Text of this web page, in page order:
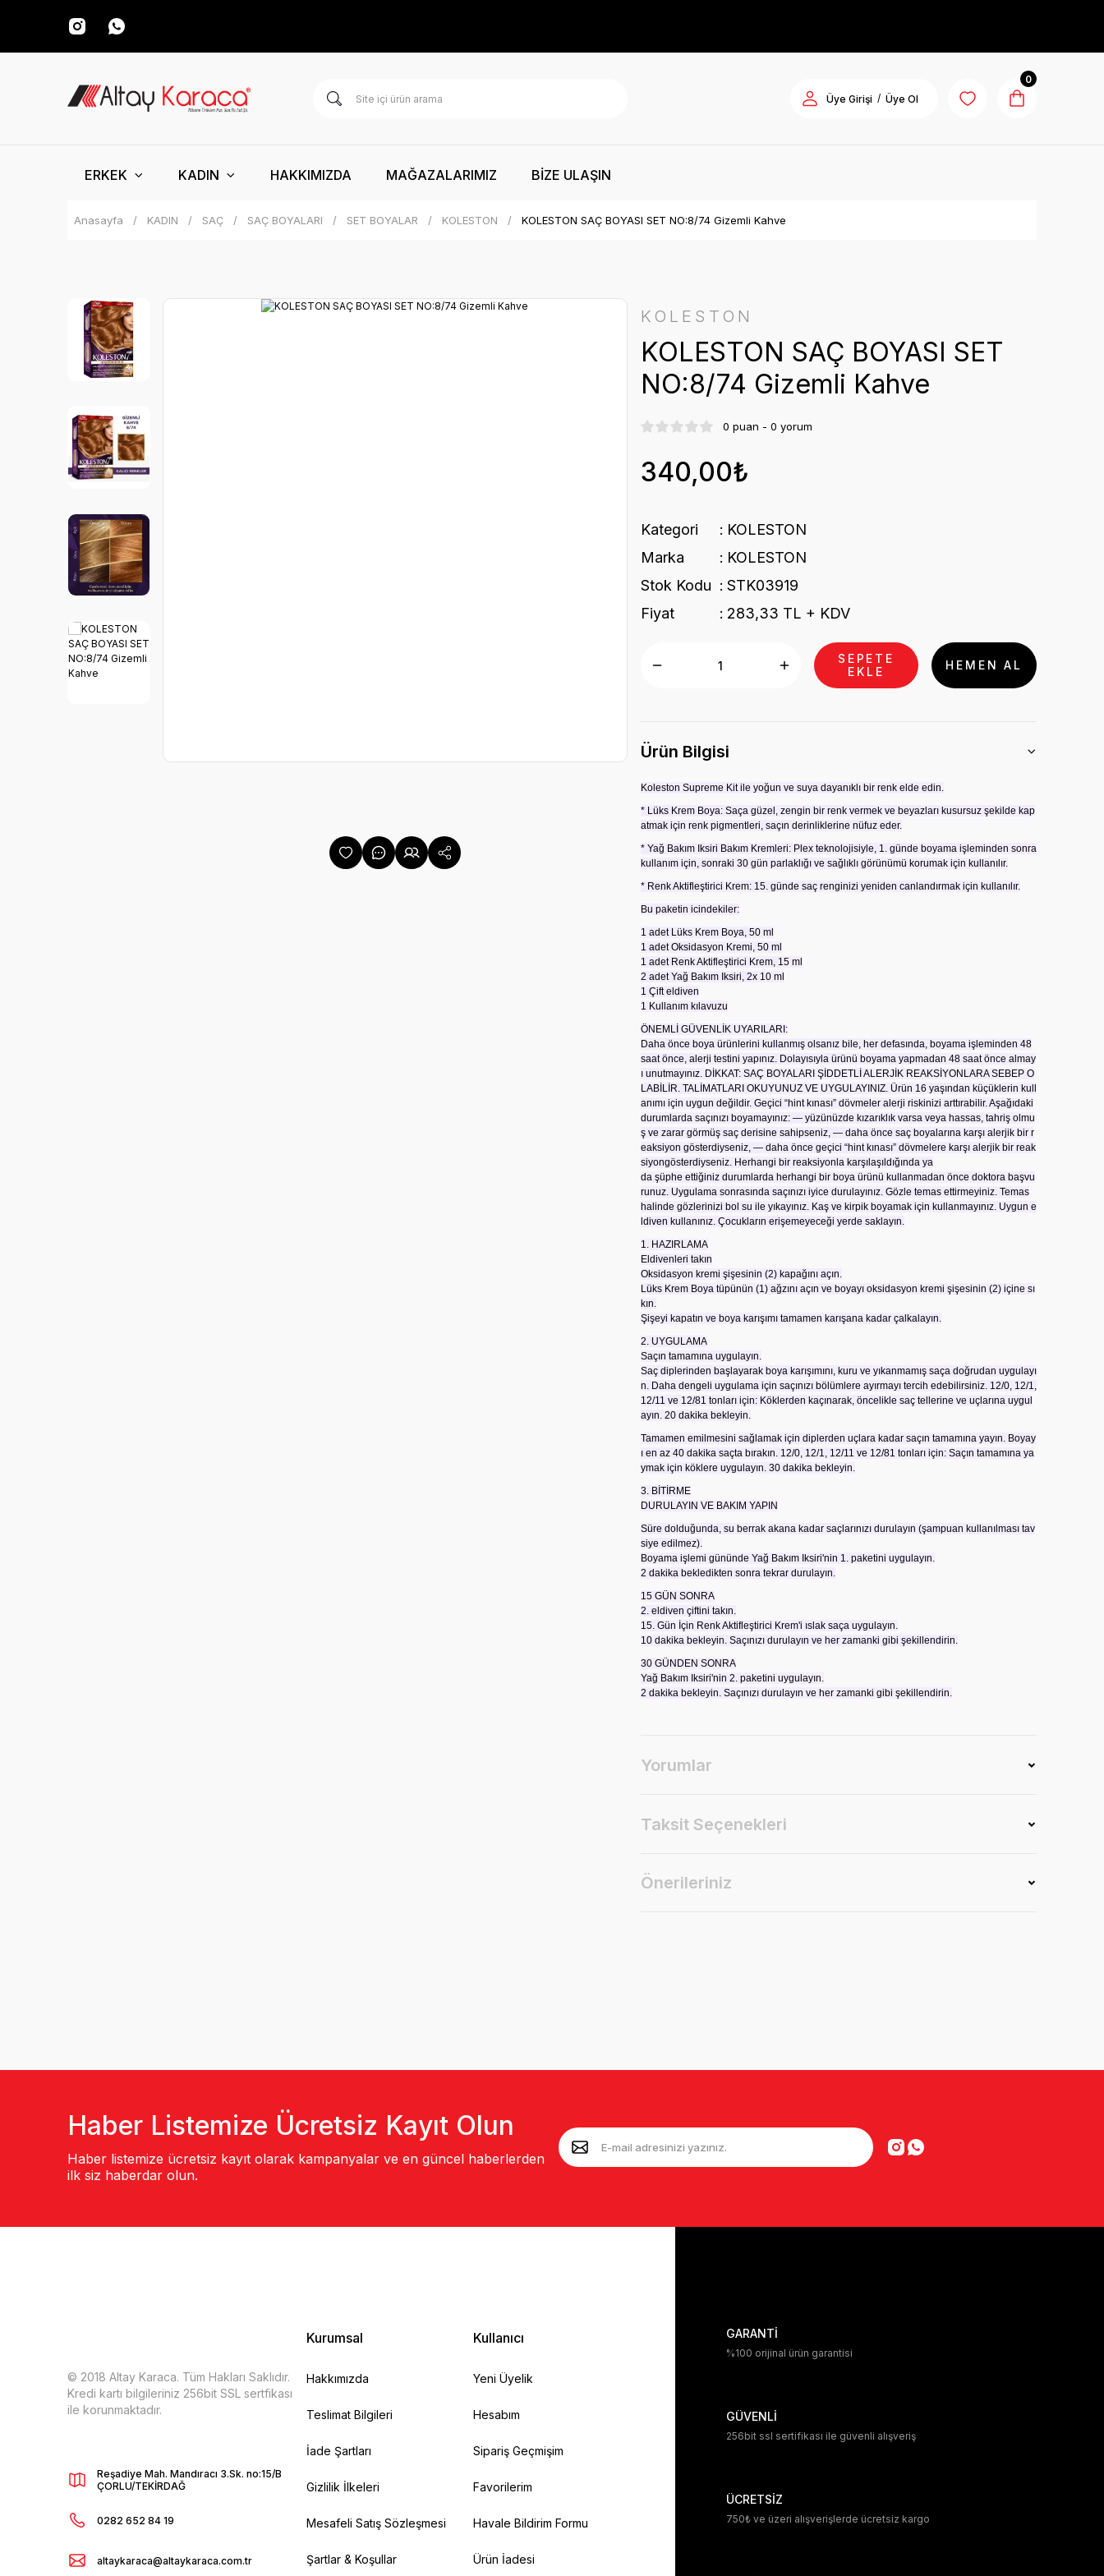
Üye Girişi / Üye Ol
0
ERKEK KADIN HAKKIMIZDA MAĞAZALARIMIZ BİZE ULAŞIN
Anasayfa KADIN SAÇ SAÇ BOYALARI SET BOYALAR KOLESTON KOLESTON SAÇ BOYASI SET NO:8/74 Gizemli Kahve
KOLESTON
KOLESTON SAÇ BOYASI SET
NO:8/74 Gizemli Kahve
0 puan - 0 yorum
340,00₺
Kategori
KOLESTON
Marka
KOLESTON
Stok Kodu
STK03919
Fiyat
283,33 TL + KDV
SEPETE
EKLE
HEMEN AL
Ürün Bilgisi
Koleston Supreme Kit ile yoğun ve suya dayanıklı bir renk elde edin.
* Lüks Krem Boya: Saça güzel, zengin bir renk vermek ve beyazları kusursuz şekilde kap
atmak için renk pigmentleri, saçın derinliklerine nüfuz eder.
* Yağ Bakım Iksiri Bakım Kremleri: Plex teknolojisiyle, 1. günde boyama işleminden sonra
kullanım için, sonraki 30 gün parlaklığı ve sağlıklı görünümü korumak için kullanılır.
* Renk Aktifleştirici Krem: 15. günde saç renginizi yeniden canlandırmak için kullanılır.
Bu paketin icindekiler:
1 adet Lüks Krem Boya, 50 ml
1 adet Oksidasyon Kremi, 50 ml
1 adet Renk Aktifleştirici Krem, 15 ml
2 adet Yağ Bakım Iksiri, 2x 10 ml
1 Çift eldiven
1 Kullanım kılavuzu
ÖNEMLİ GÜVENLİK UYARILARI:
Daha önce boya ürünlerini kullanmış olsanız bile, her defasında, boyama işleminden 48
saat önce, alerji testini yapınız. Dolayısıyla ürünü boyama yapmadan 48 saat önce almay
ı unutmayınız. DİKKAT: SAÇ BOYALARI ŞİDDETLİ ALERJİK REAKSİYONLARA SEBEP O
LABİLİR. TALİMATLARI OKUYUNUZ VE UYGULAYINIZ. Ürün 16 yaşından küçüklerin kull
anımı için uygun değildir. Geçici “hint kınası” dövmeler alerji riskinizi arttırabilir. Aşağıdaki
durumlarda saçınızı boyamayınız: — yüzünüzde kızarıklık varsa veya hassas, tahriş olmu
ş ve zarar görmüş saç derisine sahipseniz, — daha önce saç boyalarına karşı alerjik bir r
eaksiyon gösterdiyseniz, — daha önce geçici “hint kınası” dövmelere karşı alerjik bir reak
siyongösterdiyseniz. Herhangi bir reaksiyonla karşılaşıldığında ya
da şüphe ettiğiniz durumlarda herhangi bir boya ürünü kullanmadan önce doktora başvu
runuz. Uygulama sonrasında saçınızı iyice durulayınız. Gözle temas ettirmeyiniz. Temas
halinde gözlerinizi bol su ile yıkayınız. Kaş ve kirpik boyamak için kullanmayınız. Uygun e
ldiven kullanınız. Çocukların erişemeyeceği yerde saklayın.
1. HAZIRLAMA
Eldivenleri takın
Oksidasyon kremi şişesinin (2) kapağını açın.
Lüks Krem Boya tüpünün (1) ağzını açın ve boyayı oksidasyon kremi şişesinin (2) içine sı
kın.
Şişeyi kapatın ve boya karışımı tamamen karışana kadar çalkalayın.
2. UYGULAMA
Saçın tamamına uygulayın.
Saç diplerinden başlayarak boya karışımını, kuru ve yıkanmamış saça doğrudan uygulayı
n. Daha dengeli uygulama için saçınızı bölümlere ayırmayı tercih edebilirsiniz. 12/0, 12/1,
12/11 ve 12/81 tonları için: Köklerden kaçınarak, öncelikle saç tellerine ve uçlarına uygul
ayın. 20 dakika bekleyin.
Tamamen emilmesini sağlamak için diplerden uçlara kadar saçın tamamına yayın. Boyay
ı en az 40 dakika saçta bırakın. 12/0, 12/1, 12/11 ve 12/81 tonları için: Saçın tamamına ya
ymak için köklere uygulayın. 30 dakika bekleyin.
3. BİTİRME
DURULAYIN VE BAKIM YAPIN
Süre dolduğunda, su berrak akana kadar saçlarınızı durulayın (şampuan kullanılması tav
siye edilmez).
Boyama işlemi gününde Yağ Bakım Iksiri'nin 1. paketini uygulayın.
2 dakika bekledikten sonra tekrar durulayın.
15 GÜN SONRA
2. eldiven çiftini takın.
15. Gün İçin Renk Aktifleştirici Krem'i ıslak saça uygulayın.
10 dakika bekleyin. Saçınızı durulayın ve her zamanki gibi şekillendirin.
30 GÜNDEN SONRA
Yağ Bakım Iksiri'nin 2. paketini uygulayın.
2 dakika bekleyin. Saçınızı durulayın ve her zamanki gibi şekillendirin.
Yorumlar
Taksit Seçenekleri
Önerileriniz
Haber Listemize Ücretsiz Kayıt Olun
Haber listemize ücretsiz kayıt olarak kampanyalar ve en güncel haberlerden
ilk siz haberdar olun.
© 2018 Altay Karaca. Tüm Hakları Saklıdır.
Kredi kartı bilgileriniz 256bit SSL sertfikası
ile korunmaktadır.
Reşadiye Mah. Mandıracı 3.Sk. no:15/B
ÇORLU/TEKİRDAĞ
0282 652 84 19
altaykaraca@altaykaraca.com.tr
Kurumsal
Hakkımızda
Teslimat Bilgileri
İade Şartları
Gizlilik İlkeleri
Mesafeli Satış Sözleşmesi
Şartlar & Koşullar
Kullanıcı
Yeni Üyelik
Hesabım
Sipariş Geçmişim
Favorilerim
Havale Bildirim Formu
Ürün İadesi
GARANTİ
%100 orijinal ürün garantisi
GÜVENLİ
256bit ssl sertifikası ile güvenli alışveriş
ÜCRETSİZ
750₺ ve üzeri alışverişlerde ücretsiz kargo